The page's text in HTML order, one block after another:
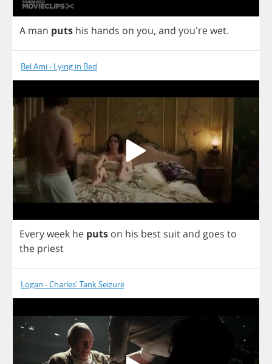
A man puts his hands on you, and you'rewet.
Bel Ami - Lying in Bed
Everyweek he puts on his best suitand goes to
the priest
Logan - Charles' Tank Seizure